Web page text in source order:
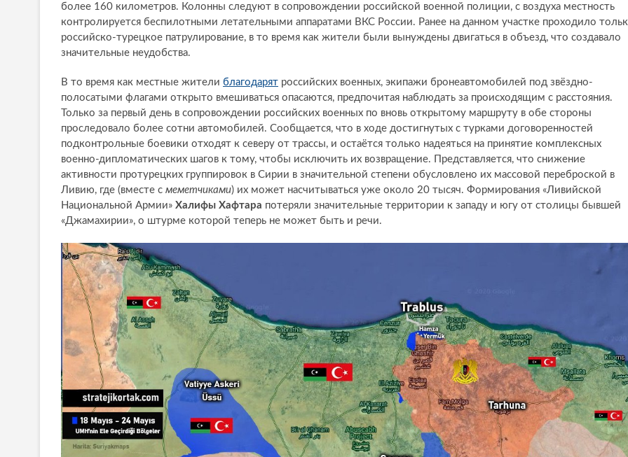
более 160 километров. Колонны следуют в сопровождении российской военной полиции, с воздуха местность
контролируется беспилотными летательными аппаратами ВКС России. Ранее на данном участке проходило
российско-турецкое патрулирование, в то время как жители были вынуждены двигаться в объезд, что создавало
значительные неудобства.
В то время как местные жители благодарят российских военных, экипажи бронеавтомобилей под звёздно-
полосатыми флагами открыто вмешиваться опасаются, предпочитая наблюдать за происходящим с расстояния.
Только за первый день в сопровождении российских военных по вновь открытому маршруту в обе стороны
проследовало более сотни автомобилей. Сообщается, что в ходе достигнутых с турками договоренностей
подконтрольные боевики отходят к северу от трассы, и остаётся только надеяться на принятие комплексных
военно-дипломатических шагов к тому, чтобы исключить их возвращение. Представляется, что снижение
активности протурецких группировок в Сирии в значительной степени обусловлено их массовой переброской в
Ливию, где (вместе с меметчиками) их может насчитываться уже около 20 тысяч. Формирования «Ливийской
Национальной Армии» Халифы Хафтара потеряли значительные территории к западу и югу от столицы бывшей
«Джамахирии», о штурме которой теперь не может быть и речи.